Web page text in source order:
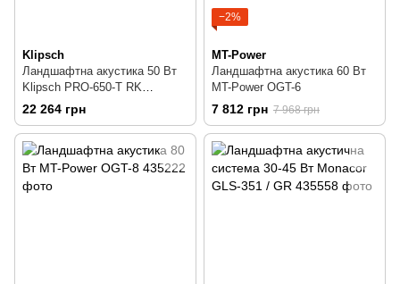
Klipsch
Ландшафтна акустика 50 Вт
Klipsch PRO-650-T RK
GRANITE / Sandstone
22 264 грн
−2%
MT-Power
Ландшафтна акустика 60 Вт
MT-Power OGT-6
7 812 грн 7 968 грн